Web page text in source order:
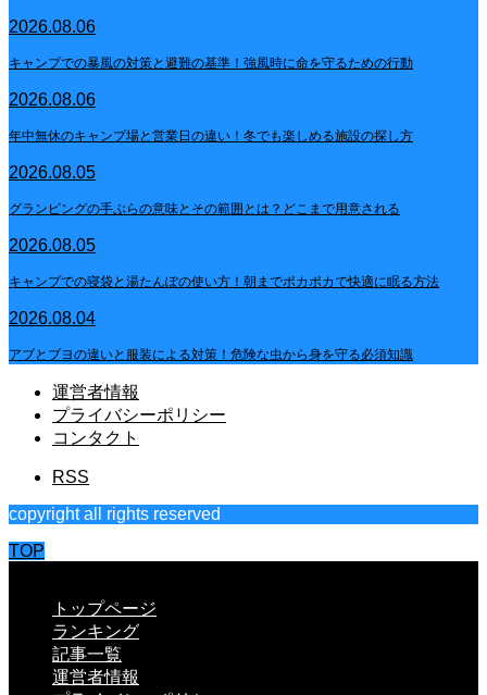
2026.08.06
キャンプでの暴風の対策と避難の基準！強風時に命を守るための行動
2026.08.06
年中無休のキャンプ場と営業日の違い！冬でも楽しめる施設の探し方
2026.08.05
グランピングの手ぶらの意味とその範囲とは？どこまで用意される
2026.08.05
キャンプでの寝袋と湯たんぽの使い方！朝までポカポカで快適に眠る方法
2026.08.04
アブとブヨの違いと服装による対策！危険な虫から身を守る必須知識
運営者情報
プライバシーポリシー
コンタクト
RSS
copyright all rights reserved
TOP
トップページ
ランキング
記事一覧
運営者情報